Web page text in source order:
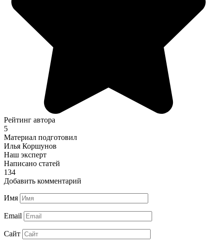
Рейтинг автора
5
Материал подготовил
Илья Коршунов
Наш эксперт
Написано статей
134
Добавить комментарий
Имя
Email
Сайт